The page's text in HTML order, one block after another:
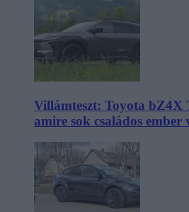
Villámteszt: Toyota bZ4X
amire sok családos ember